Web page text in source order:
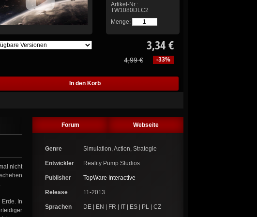
Artikel-Nr.:
TW1080DLC2
Menge:
3,34 €
-33%
4,99 €
nicht
In
Forum Webseite
Genre Simulation, Action, Strategie
Entwickler Reality Pump Studios
Publisher TopWare Interactive
Release 11-2013
Sprachen DE | EN | FR | IT | ES | PL | CZ